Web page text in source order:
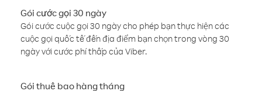
Gói cước gọi 30 ngày
Gói cước cuộc gọi 30 ngày cho phép bạn thực hiện các
cuộc gọi quốc tế đến địa điểm bạn chọn trong vòng 30
ngày với cước phí thấp của Viber.
Gói thuê bao hàng tháng